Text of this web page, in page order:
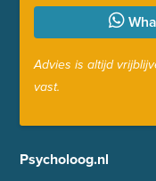
Advies is altijd
vast.
Psycholoog.nl